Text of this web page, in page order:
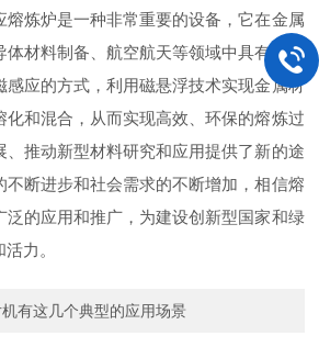
炼炉是一种非常重要的设备，它在金属
体材料制备、航空航天等领域中具有广泛
感应的方式，利用磁悬浮技术实现金属材
化和混合，从而实现高效、环保的熔炼过
、推动新型材料研究和应用提供了新的途
不断进步和社会需求的不断增加，相信熔
泛的应用和推广，为建设创新型国家和绿
力。
有这几个典型的应用场景